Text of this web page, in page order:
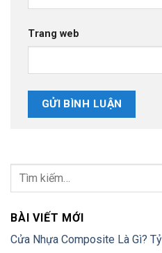
Trang web
BÀI VIẾT MỚI
Cửa Nhựa Composite Là Gì?